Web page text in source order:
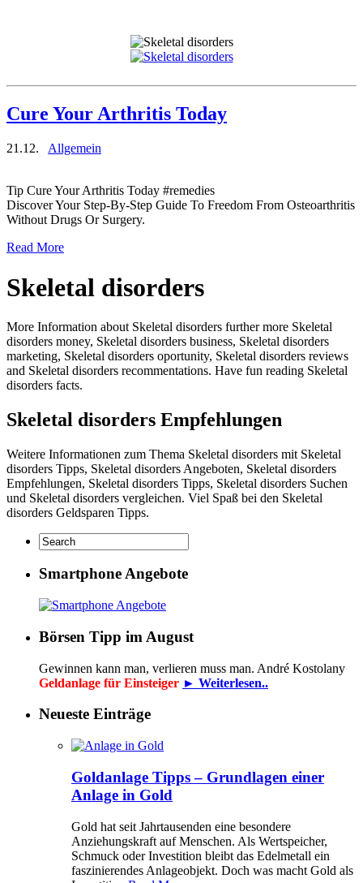
Cure Your Arthritis Today
21.12. Allgemein
Tip Cure Your Arthritis Today #remedies
Discover Your Step-By-Step Guide To Freedom From Osteoarthritis
Without Drugs Or Surgery.
Read More
Skeletal disorders
More Information about Skeletal disorders further more Skeletal
disorders money, Skeletal disorders business, Skeletal disorders
marketing, Skeletal disorders oportunity, Skeletal disorders reviews
and Skeletal disorders recommentations. Have fun reading Skeletal
disorders facts.
Skeletal disorders Empfehlungen
Weitere Informationen zum Thema Skeletal disorders mit Skeletal
disorders Tipps, Skeletal disorders Angeboten, Skeletal disorders
Empfehlungen, Skeletal disorders Tipps, Skeletal disorders Suchen
und Skeletal disorders vergleichen. Viel Spaß bei den Skeletal
disorders Geldsparen Tipps.
Smartphone Angebote
Börsen Tipp im August
Gewinnen kann man, verlieren muss man. André Kostolany
Geldanlage für Einsteiger ► Weiterlesen..
Neueste Einträge
Goldanlage Tipps – Grundlagen einer
Anlage in Gold
Gold hat seit Jahrtausenden eine besondere
Anziehungskraft auf Menschen. Als Wertspeicher,
Schmuck oder Investition bleibt das Edelmetall ein
faszinierendes Anlageobjekt. Doch was macht Gold als